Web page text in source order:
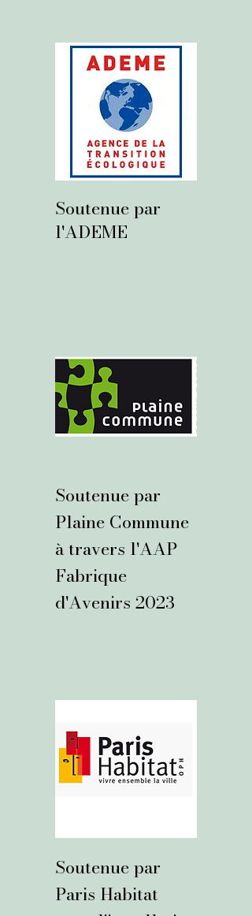
Soutenue par
l'ADEME
Soutenue par
Plaine Commune
à travers l'AAP
Fabrique
d'Avenirs 2023
Soutenue par
Paris Habitat